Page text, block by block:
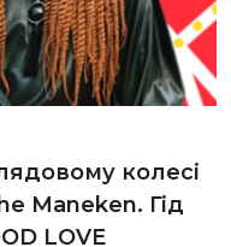
колесі
Maneken. Гід
LOVE